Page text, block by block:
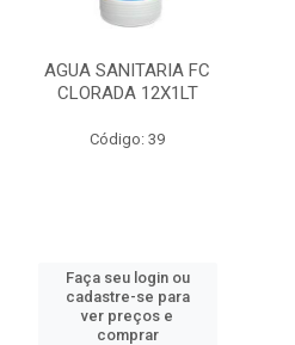
AGUA SANITARIA FC
CLORADA 12X1LT
Código: 39
Faça seu login ou
cadastre-se para
ver preços e
comprar